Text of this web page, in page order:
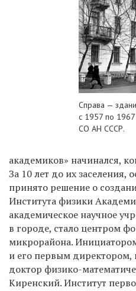
Справа —
с 1957 по 1967
СО АН СССР.
академиков» начинался,
За 10 лет до их заселения,
принято решение о
Института физики
академическое научное
в городе, стало центром
микрорайона.
и его первым директором,
доктор физико-
Киренский. Институт